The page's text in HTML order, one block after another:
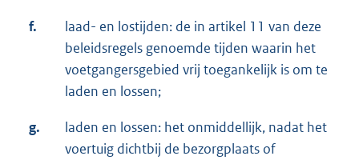
f.
laad- en lostijden: de in artikel 11 van deze
beleidsregels genoemde tijden waarin het
voetgangersgebied vrij toegankelijk is om te
laden en lossen;
g.
laden en lossen: het onmiddellijk, nadat het
voertuig dichtbij de bezorgplaats of